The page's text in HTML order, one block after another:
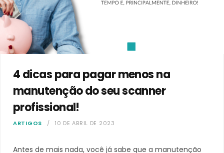
4 dicas para pagar menos na
manutenção do seu scanner
profissional!
ARTIGOS 10 DE ABRIL DE 2023
Antes de mais nada, você já sabe que a manutenção